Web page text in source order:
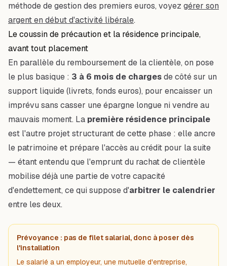
méthode de gestion des premiers euros, voyez gérer son
argent en début d'activité libérale.
Le coussin de précaution et la résidence principale,
avant tout placement
En parallèle du remboursement de la clientèle, on pose
le plus basique : 3 à 6 mois de chargesde côté sur un
support liquide (livrets, fonds euros), pour encaisser un
imprévu sans casser une épargne longue ni vendre au
mauvais moment. La première résidence principale
est l'autre projet structurant de cette phase : elle ancre
le patrimoine et prépare l'accès au crédit pour la suite
— étant entendu que l'emprunt du rachat de clientèle
mobilise déjà une partie de votre capacité
d'endettement, ce qui suppose d'arbitrer le calendrier
entre les deux.
Prévoyance : pas de filet salarial, donc à poser dès
l'installation
Le salarié a un employeur, une mutuelle d'entreprise,